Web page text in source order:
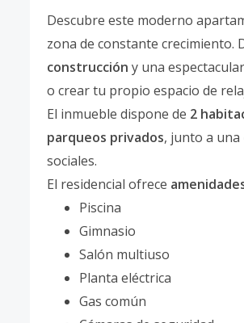
Descubre este moderno
zona de constante crecimiento.
construcción y una espectacular
o crear tu propio espacio de
El inmueble dispone de 2
parqueos privados, junto a una
sociales.
El residencial ofrece
Piscina
Gimnasio
Salón multiuso
Planta eléctrica
Gas común